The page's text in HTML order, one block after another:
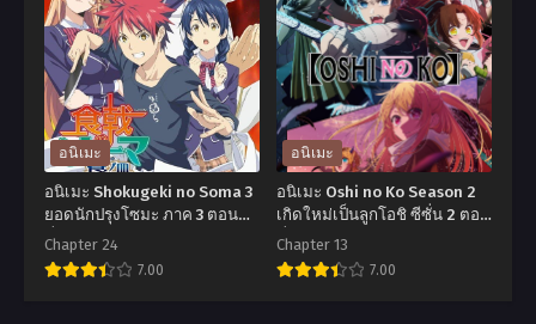
no
Taizai
Movie
The
Seven
Deadly
Sins
Movie
Prisoners
no
Tsurego
ga
Motokano
datta
เอา
แล้ว
ไง
ยัย
อนิเมะ
อนิเมะ Shokugeki no Soma 3
ยอดนักปรุงโซมะ ภาค 3 ตอน
ที่1-24 พากย์ไทย+ซับไทย
Chapter 24
7.00
อนิเมะ
อนิเมะ Oshi no Ko Season 2
เกิดใหม่เป็นลูกโอชิ ซีซั่น 2 ตอน
ที่1-13 พากย์ไทย+ซับไทย
Chapter 13
7.00